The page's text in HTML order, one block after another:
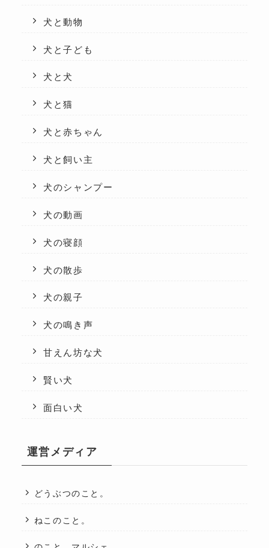
犬と動物
犬と子ども
犬と犬
犬と猫
犬と赤ちゃん
犬と飼い主
犬のシャンプー
犬の動画
犬の寝顔
犬の散歩
犬の親子
犬の鳴き声
甘えん坊な犬
賢い犬
面白い犬
運営メディア
どうぶつのこと。
ねこのこと。